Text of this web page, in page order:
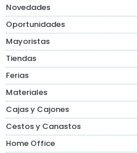
Novedades
Oportunidades
Mayoristas
Tiendas
Ferias
Materiales
Cajas y Cajones
Cestos y Canastos
Home Office